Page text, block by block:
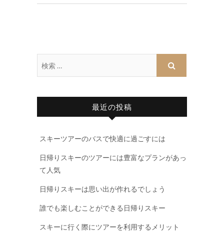
最近の投稿
スキーツアーのバスで快適に過ごすには
日帰りスキーのツアーには豊富なプランがあっ
て人気
日帰りスキーは思い出が作れるでしょう
誰でも楽しむことができる日帰りスキー
スキーに行く際にツアーを利用するメリット